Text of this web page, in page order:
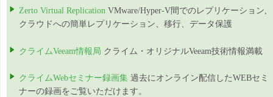
Zerto Virtual Replication VMware/Hyper-V間でのレプリケーション,
クラウドへの簡単レプリケーション、移行、データ保護
クライムVeeam情報局 クライム・オリジナルVeeam技術情報満載
クライムWebセミナー録画集 過去にオンライン配信したWEBセミ
ナーの録画をご覧いただけます。